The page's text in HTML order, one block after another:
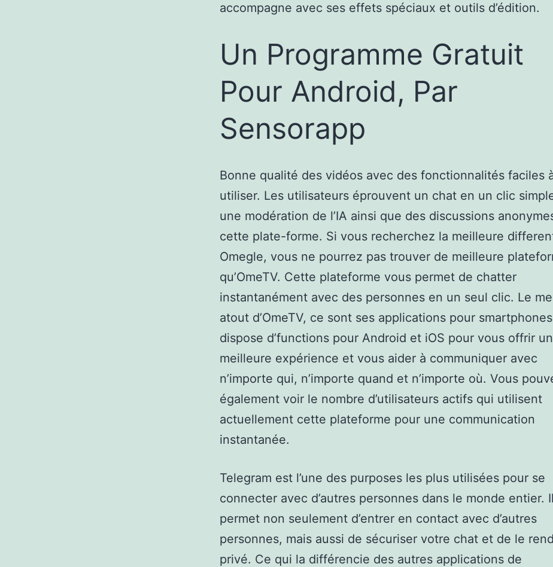
accompagne avec ses effets spéciaux et outils d’édition.
Un Programme Gratuit
Pour Android, Par
Sensorapp
Bonne qualité des vidéos avec des fonctionnalités faciles
utiliser. Les utilisateurs éprouvent un chat en un clic
une modération de l’IA ainsi que des discussions
cette plate-forme. Si vous recherchez la meilleure
Omegle, vous ne pourrez pas trouver de meilleure
qu’OmeTV. Cette plateforme vous permet de chatter
instantanément avec des personnes en un seul clic. Le
atout d’OmeTV, ce sont ses applications pour
dispose d’functions pour Android et iOS pour vous offrir
meilleure expérience et vous aider à communiquer avec
n’importe qui, n’importe quand et n’importe où. Vous
également voir le nombre d’utilisateurs actifs qui utilisent
actuellement cette plateforme pour une communication
instantanée.
Telegram est l’une des purposes les plus utilisées pour se
connecter avec d’autres personnes dans le monde entier.
permet non seulement d’entrer en contact avec d’autres
personnes, mais aussi de sécuriser votre chat et de le
privé. Ce qui la différencie des autres applications de